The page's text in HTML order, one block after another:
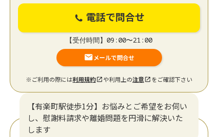
電話で問合せ
【受付時間】09:00〜21:00
メールで問合せ
※ご利用の際には利用規約 や利用上の注意 をご確認下さい
【有楽町駅徒歩1分】お悩みとご希望をお伺い
し、慰謝料請求や離婚問題を円滑に解決いた
します